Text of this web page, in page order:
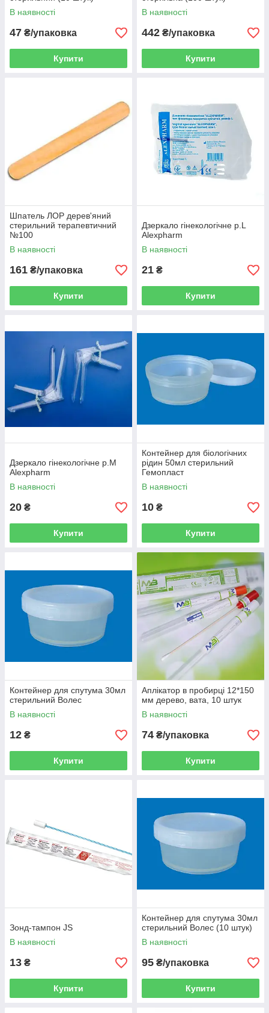
В наявності
47 ₴/упаковка
Купити
В наявності
442 ₴/упаковка
Купити
Шпатель ЛОР дерев'яний
стерильний терапевтичний
№100
В наявності
161 ₴/упаковка
Купити
Дзеркало гінекологічне р.L
Alexpharm
В наявності
21 ₴
Купити
Дзеркало гінекологічне р.М
Alexpharm
В наявності
20 ₴
Купити
Контейнер для біологічних
рідин 50мл стерильний
Гемопласт
В наявності
10 ₴
Купити
Контейнер для спутума 30мл
стерильний Волес
В наявності
12 ₴
Купити
Аплікатор в пробирці 12*150
мм дерево, вата, 10 штук
В наявності
74 ₴/упаковка
Купити
Зонд-тампон JS
В наявності
13 ₴
Купити
Контейнер для спутума 30мл
стерильний Волес (10 штук)
В наявності
95 ₴/упаковка
Купити